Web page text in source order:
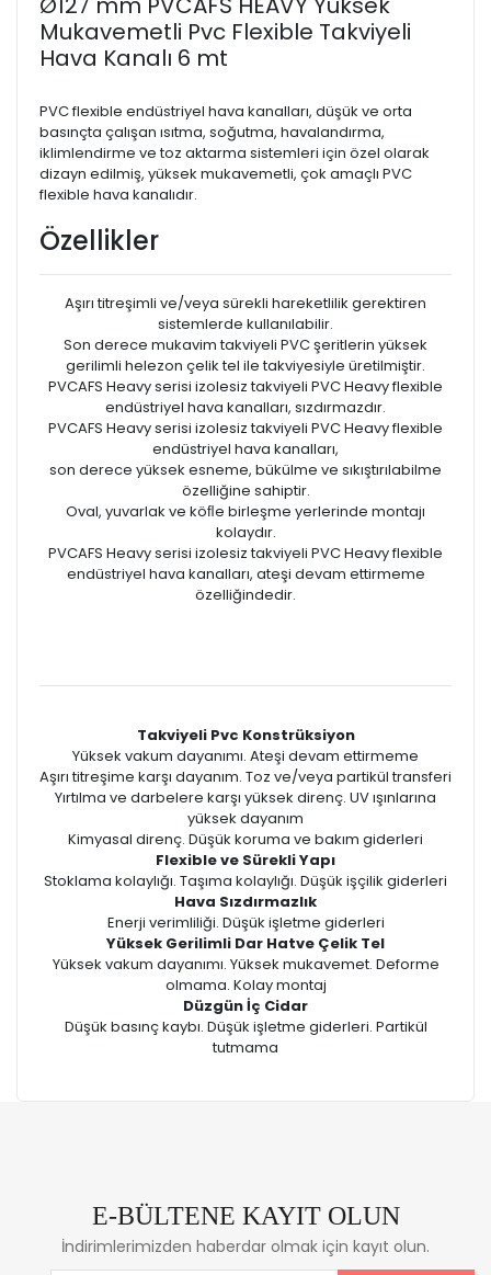
Mukavemetli Pvc Flexible Takviyeli
Hava Kanalı 6 mt
PVC flexible endüstriyel hava kanalları, düşük ve orta
basınçta çalışan ısıtma, soğutma, havalandırma,
iklimlendirme ve toz aktarma sistemleri için özel olarak
dizayn edilmiş, yüksek mukavemetli, çok amaçlı PVC
flexible hava kanalıdır.
Özellikler
Aşırı titreşimli ve/veya sürekli hareketlilik gerektiren
sistemlerde kullanılabilir.
Son derece mukavim takviyeli PVC şeritlerin yüksek
gerilimli helezon çelik tel ile takviyesiyle üretilmiştir.
PVCAFS Heavy serisi izolesiz takviyeli PVC Heavy flexible
endüstriyel hava kanalları, sızdırmazdır.
PVCAFS Heavy serisi izolesiz takviyeli PVC Heavy flexible
endüstriyel hava kanalları,
son derece yüksek esneme, bükülme ve sıkıştırılabilme
özelliğine sahiptir.
Oval, yuvarlak ve köﬂe birleşme yerlerinde montajı
kolaydır.
PVCAFS Heavy serisi izolesiz takviyeli PVC Heavy flexible
endüstriyel hava kanalları, ateşi devam ettirmeme
özelliğindedir.
Takviyeli Pvc Konstrüksiyon
Yüksek vakum dayanımı. Ateşi devam ettirmeme
Aşırı titreşime karşı dayanım. Toz ve/veya partikül transferi
Yırtılma ve darbelere karşı yüksek direnç. UV ışınlarına
yüksek dayanım
Kimyasal direnç. Düşük koruma ve bakım giderleri
Flexible ve Sürekli Yapı
Stoklama kolaylığı. Taşıma kolaylığı. Düşük işçilik giderleri
Hava Sızdırmazlık
Enerji verimliliği. Düşük işletme giderleri
Yüksek Gerilimli Dar Hatve Çelik Tel
Yüksek vakum dayanımı. Yüksek mukavemet. Deforme
olmama. Kolay montaj
Düzgün İç Cidar
Düşük basınç kaybı. Düşük işletme giderleri. Partikül
tutmama
E-BÜLTENE KAYIT OLUN
İndirimlerimizden haberdar olmak için kayıt olun.